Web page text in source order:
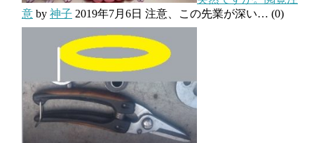
意 by 神子 2019年7月6日 注意、この先業が深い… (0)